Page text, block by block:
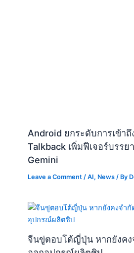
Android ยกระดับการเข้าถึ
Talkback เพิ่มฟีเจอร์บรรย
Gemini
Leave a Comment /AI, News / By
จีนขู่ตอบโต้ญี่ปุ่น หากยังคง